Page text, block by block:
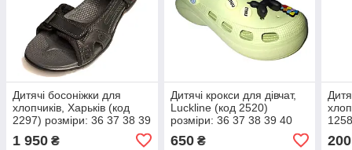
Дитячі босоніжки для
хлопчиків, Харьків (код
2297) розміри: 36 37 38 39
1 950 ₴
Дитячі крокси для дівчат,
Luckline (код 2520)
розміри: 36 37 38 39 40
650₴ 200